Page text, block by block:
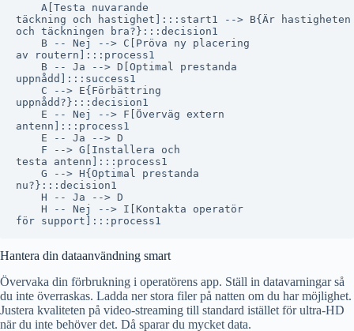
    A[Testa nuvarande
täckning och hastighet]:::start1 --> B{Är hastigheten
och täckningen bra?}:::decision1
    B -- Nej --> C[Pröva ny placering
av routern]:::process1
    B -- Ja --> D[Optimal prestanda
uppnådd]:::success1
    C --> E{Förbättring
uppnådd?}:::decision1
    E -- Nej --> F[Överväg extern
antenn]:::process1
    E -- Ja --> D
    F --> G[Installera och
testa antenn]:::process1
    G --> H{Optimal prestanda
nu?}:::decision1
    H -- Ja --> D
    H -- Nej --> I[Kontakta operatör
Hantera din dataanvändning smart
Övervaka din förbrukning i operatörens app. Ställ in datavarningar så
du inte överraskas. Ladda ner stora filer på natten om du har möjlighet.
Justera kvaliteten på video-streaming till standard istället för ultra-HD
när du inte behöver det. Då sparar du mycket data.